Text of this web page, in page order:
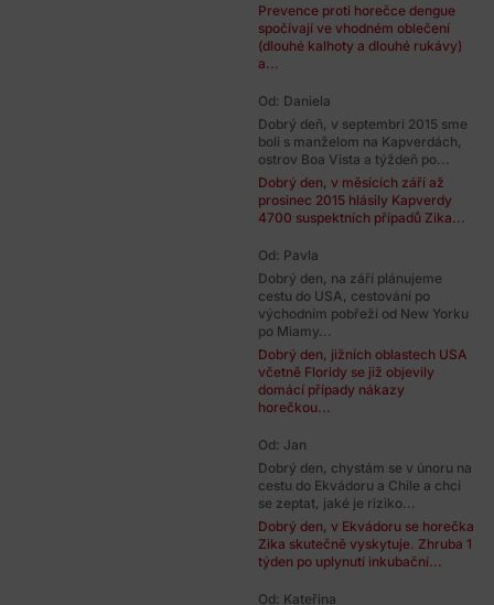
Prevence proti horečce dengue
spočívají ve vhodném oblečení
(dlouhé kalhoty a dlouhé rukávy)
a...
Od: Daniela
Dobrý deň, v septembri 2015 sme
boli s manželom na Kapverdách,
ostrov Boa Vista a týždeň po...
Dobrý den, v měsících září až
prosinec 2015 hlásily Kapverdy
4700 suspektních případů Zika...
Od: Pavla
Dobrý den, na září plánujeme
cestu do USA, cestování po
východním pobřeží od New Yorku
po Miamy...
Dobrý den, jižních oblastech USA
včetně Floridy se již objevily
domácí případy nákazy
horečkou...
Od: Jan
Dobrý den, chystám se v únoru na
cestu do Ekvádoru a Chile a chci
se zeptat, jaké je riziko...
Dobrý den, v Ekvádoru se horečka
Zika skutečně vyskytuje. Zhruba 1
týden po uplynutí inkubační...
Od: Kateřina